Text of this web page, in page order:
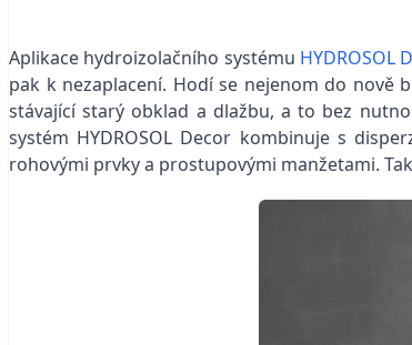
Aplikace hydroizolačního systému HYDROSOL
pak k nezaplacení. Hodí se nejenom do nově
stávající starý obklad a dlažbu, a to bez
systém HYDROSOL Decor kombinuje s
rohovými prvky a prostupovými manžetami.